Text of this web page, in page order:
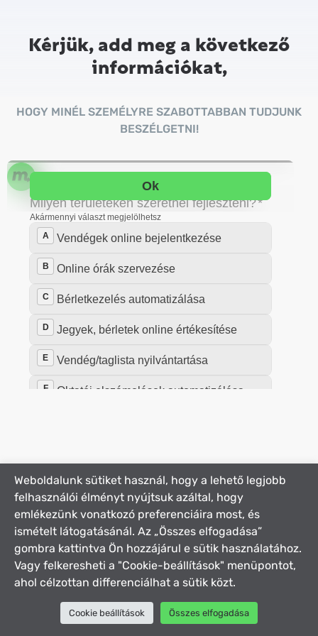
Kérjük, add meg a következő
információkat,
HOGY MINÉL SZEMÉLYRE SZABOTTABBAN TUDJUNK
BESZÉLGETNI!
Weboldalunk sütiket használ, hogy a lehető legjobb
felhasználói élményt nyújtsuk azáltal, hogy
emlékezünk vonatkozó preferenciáira most, és
ismételt látogatásánál. Az „Összes elfogadása”
gombra kattintva Ön hozzájárul e sütik használatához.
Vagy felkeresheti a "Cookie-beállítások" menüpontot,
ahol célzottan differenciálhat a sütik közt.
Cookie beállítások Összes elfogadása